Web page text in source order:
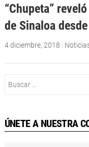
“Chupeta”
de Sinaloa
4 diciembre, 2018 |
ÚNETE A NUESTRA